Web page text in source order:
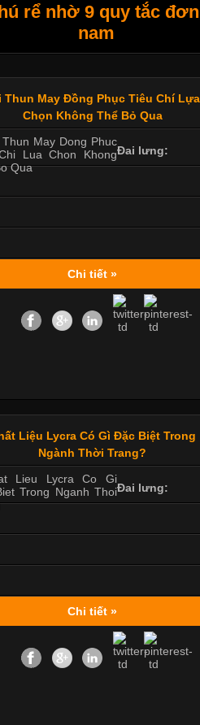
rể nhờ 9 quy tắc
nam
Thun May Đồng Phục Tiêu Chí Lựa
Chọn Không Thể Bỏ Qua
Đai lưng:
Chi tiết »
Liệu Lycra Có Gì Đặc Biệt Trong
Ngành Thời Trang?
Đai lưng:
Chi tiết »